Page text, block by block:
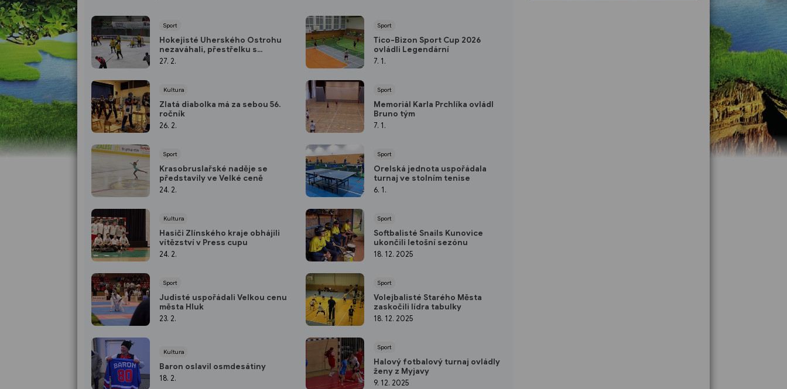
Sport
Hokejisté Uherského Ostrohu
nezaváhali, přestřelku s
Boskovicemi vyhráli 8:6
27. 2.
Kultura
Zlatá diabolka má za sebou 56.
ročník
26. 2.
Sport
Krasobruslařské naděje se
představily ve Velké ceně
24. 2.
Kultura
Hasiči Zlínského kraje obhájili
vítězství v Press cupu
24. 2.
Sport
Judisté uspořádali Velkou cenu
města Hluk
23. 2.
Kultura
Baron oslavil osmdesátiny
18. 2.
Sport
Tico-Bizon Sport Cup 2026
ovládli Legendární
7. 1.
Sport
Memoriál Karla Prchlíka ovládl
Bruno tým
7. 1.
Sport
Orelská jednota uspořádala
turnaj ve stolním tenise
6. 1.
Sport
Softbalisté Snails Kunovice
ukončili letošní sezónu
18. 12. 2025
Sport
Volejbalisté Starého Města
zaskočili lídra tabulky
18. 12. 2025
Sport
Halový fotbalový turnaj ovládly
ženy z Myjavy
9. 12. 2025